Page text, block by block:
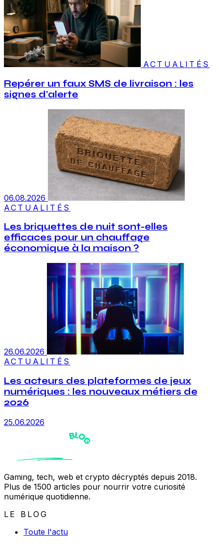
ACTUALITÉS
Repérer un faux SMS de livraison : les
signes d'alerte
06.08.2026
ACTUALITÉS
Les briquettes de nuit sont-elles
efficaces pour un chauffage
économique à la maison ?
26.06.2026
ACTUALITÉS
Les acteurs des plateformes de jeux
numériques : les nouveaux métiers de
2026
25.06.2026
Gaming, tech, web et crypto décryptés depuis 2018.
Plus de 1500 articles pour nourrir votre curiosité
numérique quotidienne.
LE BLOG
Toute l'actu